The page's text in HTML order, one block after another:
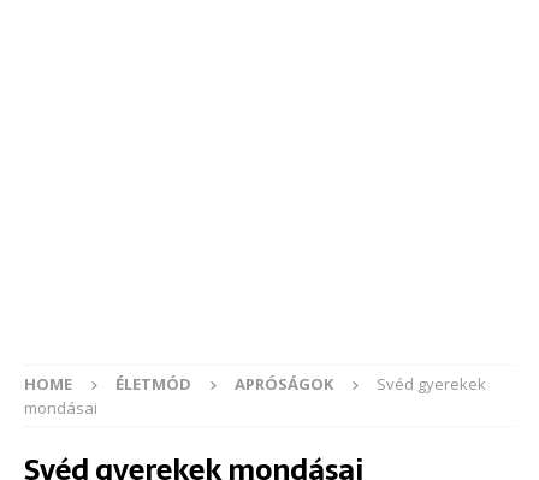
HOME ÉLETMÓD APRÓSÁGOK
Svéd gyerekek
mondásai
Svéd gyerekek mondásai